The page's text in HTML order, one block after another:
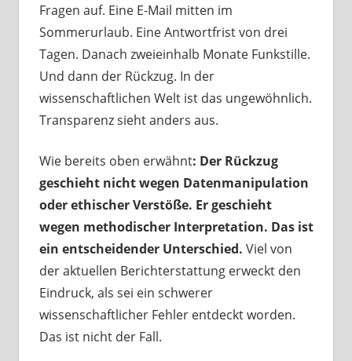
Fragen auf. Eine E-Mail mitten im
Sommerurlaub. Eine Antwortfrist von drei
Tagen. Danach zweieinhalb Monate Funkstille.
Und dann der Rückzug. In der
wissenschaftlichen Welt ist das ungewöhnlich.
Transparenz sieht anders aus.
Wie bereits oben erwähnt: Der Rückzug
geschieht nicht wegen Datenmanipulation
oder ethischer Verstöße. Er geschieht
wegen methodischer Interpretation. Das ist
ein entscheidender Unterschied. Viel von
der aktuellen Berichterstattung erweckt den
Eindruck, als sei ein schwerer
wissenschaftlicher Fehler entdeckt worden.
Das ist nicht der Fall.